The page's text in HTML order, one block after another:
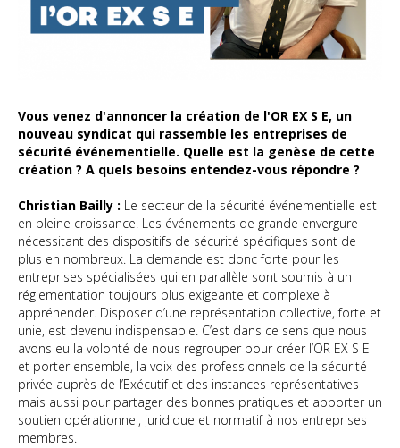
Vous venez d'annoncer la création de l'OR EX S E, un
nouveau syndicat qui rassemble les entreprises de
sécurité événementielle. Quelle est la genèse de cette
création ? A quels besoins entendez-vous répondre ?
Christian Bailly : Le secteur de la sécurité événementielle est
en pleine croissance. Les événements de grande envergure
nécessitant des dispositifs de sécurité spécifiques sont de
plus en nombreux. La demande est donc forte pour les
entreprises spécialisées qui en parallèle sont soumis à un
réglementation toujours plus exigeante et complexe à
appréhender. Disposer d’une représentation collective, forte et
unie, est devenu indispensable. C’est dans ce sens que nous
avons eu la volonté de nous regrouper pour créer l’OR EX S E
et porter ensemble, la voix des professionnels de la sécurité
privée auprès de l’Exécutif et des instances représentatives
mais aussi pour partager des bonnes pratiques et apporter un
soutien opérationnel, juridique et normatif à nos entreprises
membres.